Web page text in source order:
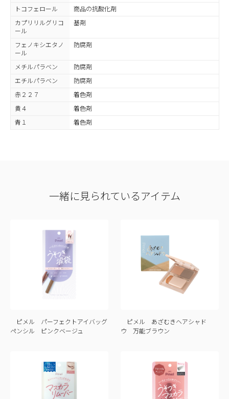
トコフェロール
商品の抗酸化剤
カプリリルグリコ
ール
基剤
フェノキシエタノ
ール
防腐剤
メチルパラベン
防腐剤
エチルパラベン
防腐剤
赤２２７
着色剤
黄４
着色剤
青１
着色剤
一緒に見られているアイテム
ピメル パーフェクトアイバッグ
ペンシル ピンクベージュ
ピメル あざむきヘアシャド
ウ 万能ブラウン